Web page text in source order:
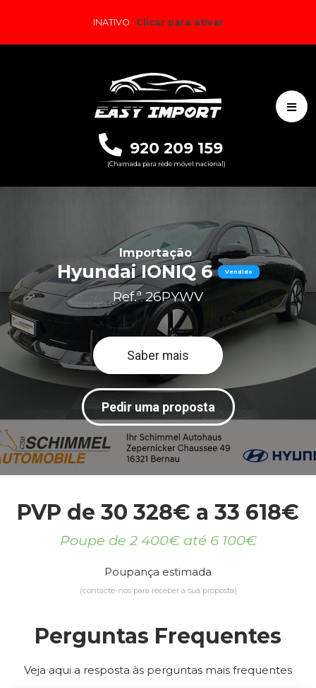
INATIVO · Clicar para ativar
920 209 159
(Chamada para rede móvel nacional)
Importação
Hyundai IONIQ 6 Vendido
Ref.ª 26PYWV
Saber mais
Pedir uma proposta
PVP de 30 328€ a 33 618€
Poupe de 2 400€ até 6 100€
Poupança estimada
(contacte-nos para receber a sua proposta)
Perguntas Frequentes
Veja aqui a resposta às perguntas mais frequentes